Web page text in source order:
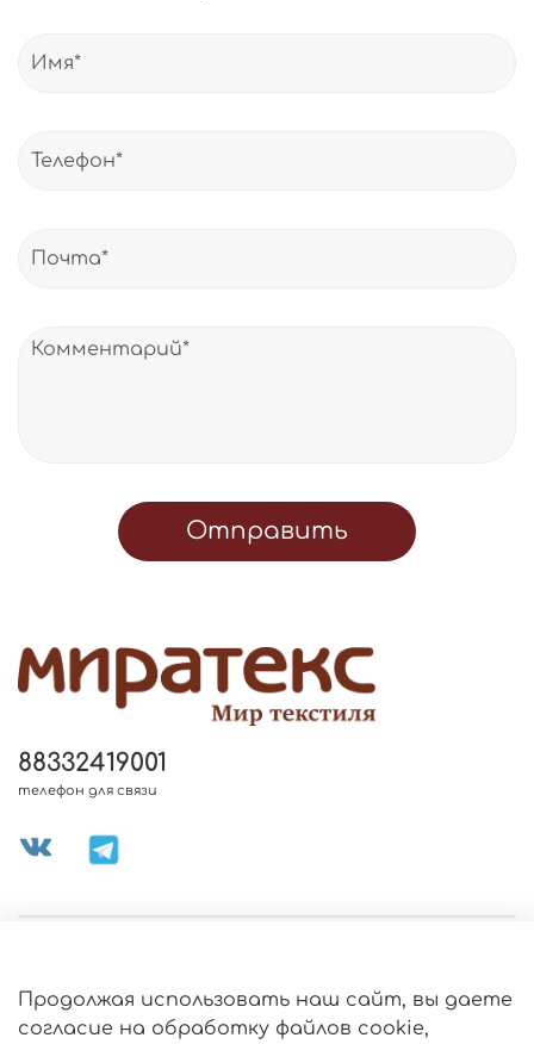
Отправить
ИНФОРМАЦИЯ
88332419001
телефон для связи
Продолжая использовать наш сайт, вы даете
согласие на обработку файлов cookie,